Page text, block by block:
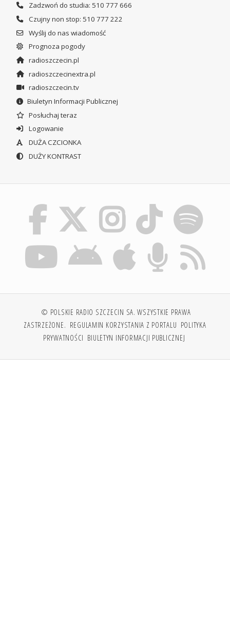
Zadzwoń do studia: 510 777 666
Czujny non stop: 510 777 222
Wyślij do nas wiadomość
Prognoza pogody
radioszczecin.pl
radioszczecinextra.pl
radioszczecin.tv
Biuletyn Informacji Publicznej
Posłuchaj teraz
Logowanie
DUŻA CZCIONKA
DUŻY KONTRAST
© POLSKIE RADIO SZCZECIN SA. WSZYSTKIE PRAWA
ZASTRZEŻONE. REGULAMIN KORZYSTANIA Z PORTALU POLITYKA
PRYWATNOŚCI BIULETYN INFORMACJI PUBLICZNEJ